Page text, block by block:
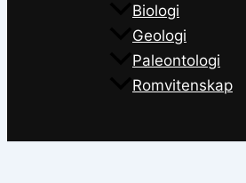
Biologi
Geologi
Paleontologi
Romvitenskap